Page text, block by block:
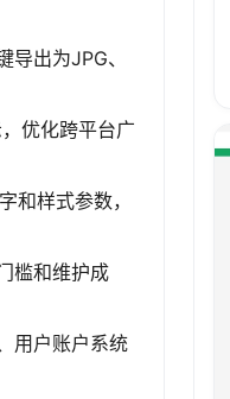
出为JPG、
优化跨平台广
样式参数，
槛和维护成
用户账户系统